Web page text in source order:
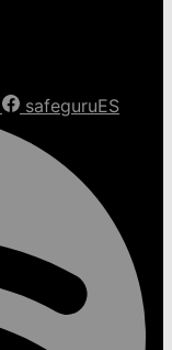
safeguruES